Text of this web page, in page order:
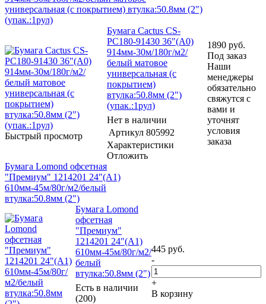
универсальная (с покрытием) втулка:50.8мм (2")
(упак.:1рул)
Быстрый просмотр
Бумага Cactus CS-
PC180-91430 36"(A0)
914мм-30м/180г/м2/
белый матовое
универсальная (с
покрытием)
втулка:50.8мм (2")
(упак.:1рул)
Нет в наличии
Артикул 805992
Характеристики
Отложить
1890 руб.
Под заказ
Наши
менеджеры
обязательно
свяжутся с
вами и
уточнят
условия
заказа
Бумага Lomond офсетная
"Премиум" 1214201 24"(A1)
610мм-45м/80г/м2/белый
втулка:50.8мм (2")
Бумага Lomond
офсетная
"Премиум"
1214201 24"(A1)
610мм-45м/80г/м2/
белый
втулка:50.8мм (2")
Есть в наличии
(200)
445 руб.
-
+
В корзину